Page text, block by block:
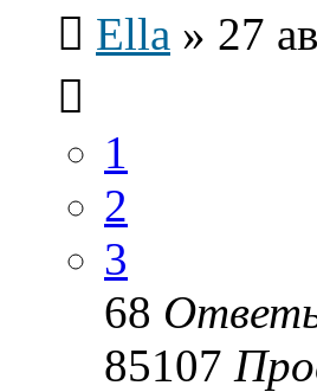
Ella » 27
1
2
3
68
85107